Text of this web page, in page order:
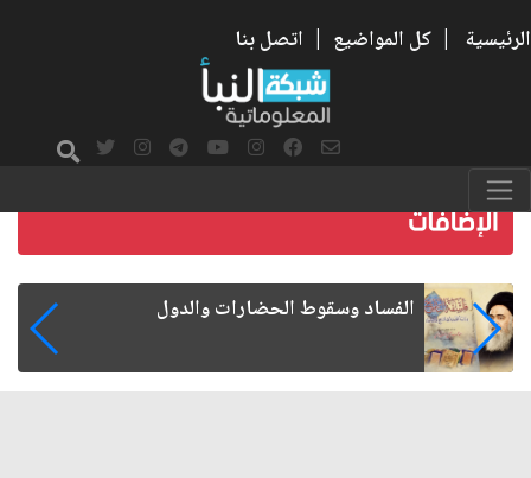
الرئيسية | كل المواضيع | اتصل بنا
رواتب الموظفين على صفيح ساخن